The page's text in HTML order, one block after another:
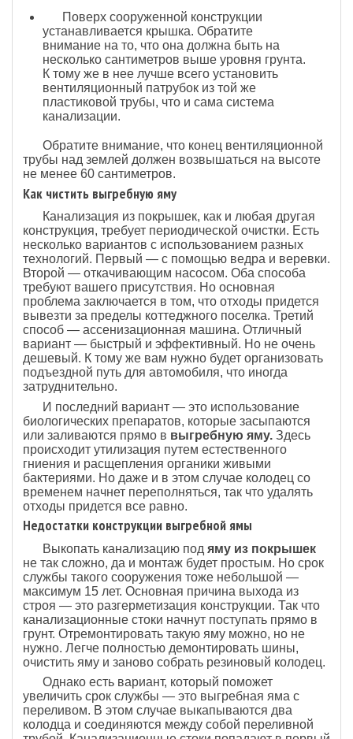
Поверх сооруженной конструкции
устанавливается крышка. Обратите
внимание на то, что она должна быть на
несколько сантиметров выше уровня грунта.
К тому же в нее лучше всего установить
вентиляционный патрубок из той же
пластиковой трубы, что и сама система
канализации.
Обратите внимание, что конец вентиляционной
трубы над землей должен возвышаться на высоте
не менее 60 сантиметров.
Как чистить выгребную яму
Канализация из покрышек, как и любая другая
конструкция, требует периодической очистки. Есть
несколько вариантов с использованием разных
технологий. Первый — с помощью ведра и веревки.
Второй — откачивающим насосом. Оба способа
требуют вашего присутствия. Но основная
проблема заключается в том, что отходы придется
вывезти за пределы коттеджного поселка. Третий
способ — ассенизационная машина. Отличный
вариант — быстрый и эффективный. Но не очень
дешевый. К тому же вам нужно будет организовать
подъездной путь для автомобиля, что иногда
затруднительно.
И последний вариант — это использование
биологических препаратов, которые засыпаются
или заливаются прямо в выгребную яму. Здесь
происходит утилизация путем естественного
гниения и расщепления органики живыми
бактериями. Но даже и в этом случае колодец со
временем начнет переполняться, так что удалять
отходы придется все равно.
Недостатки конструкции выгребной ямы
Выкопать канализацию под яму из покрышек
не так сложно, да и монтаж будет простым. Но срок
службы такого сооружения тоже небольшой —
максимум 15 лет. Основная причина выхода из
строя — это разгерметизация конструкции. Так что
канализационные стоки начнут поступать прямо в
грунт. Отремонтировать такую яму можно, но не
нужно. Легче полностью демонтировать шины,
очистить яму и заново собрать резиновый колодец.
Однако есть вариант, который поможет
увеличить срок службы — это выгребная яма с
переливом. В этом случае выкапываются два
колодца и соединяются между собой переливной